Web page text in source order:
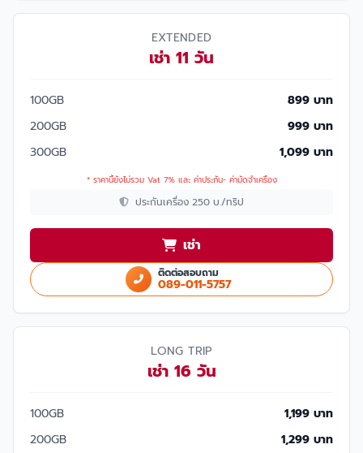
EXTENDED
เช่า 11 วัน
100GB
899 บาท
200GB
999 บาท
300GB
1,099 บาท
* ราคานี้ยังไม่รวม Vat 7% และ ค่าประกัน- ค่ามัดจำเครื่อง
ประกันเครื่อง 250 บ./ทริป
เช่า
ติดต่อสอบถาม
089-011-5757
LONG TRIP
เช่า 16 วัน
100GB
1,199 บาท
200GB
1,299 บาท